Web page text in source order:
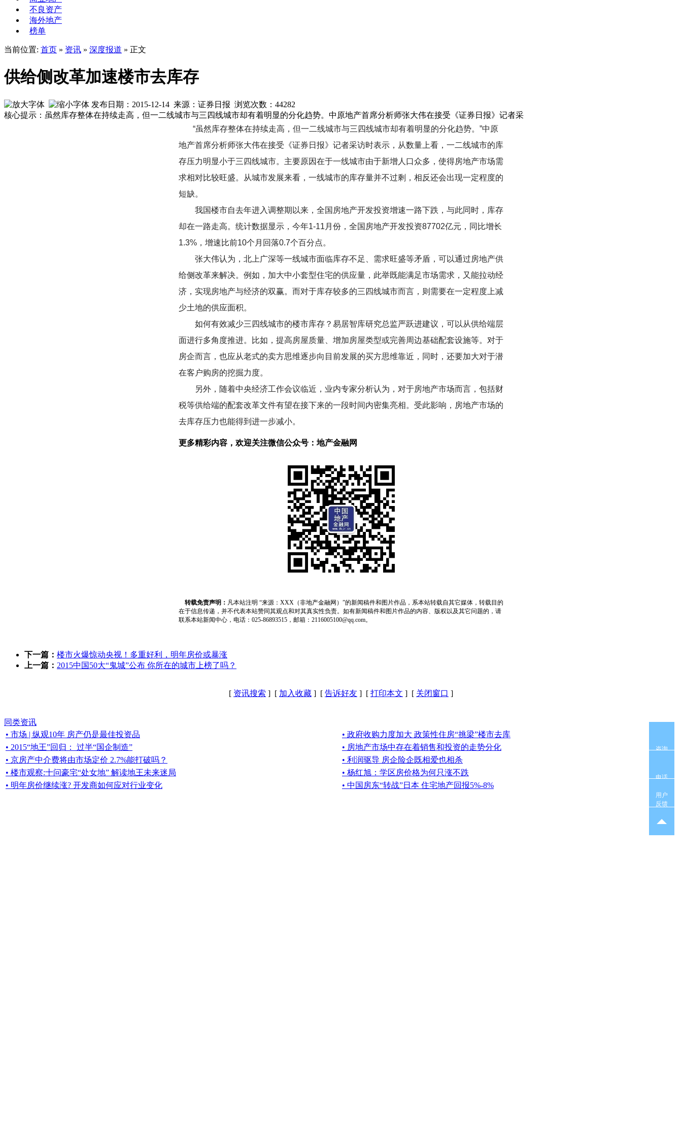
不良资产
海外地产
榜单
当前位置: 首页 » 资讯 » 深度报道 » 正文
供给侧改革加速楼市去库存
发布日期：2015-12-14 来源：证券日报 浏览次数： 44282
核心提示：虽然库存整体在持续走高，但一二线城市与三四线城市却有着明显的分化趋势。中原地产首席分析师张大伟在接受《证券日报》记者采
“虽然库存整体在持续走高，但一二线城市与三四线城市却有着明显的分化趋势。”中原
地产首席分析师张大伟在接受《证券日报》记者采访时表示，从数量上看，一二线城市的库
存压力明显小于三四线城市。主要原因在于一线城市由于新增人口众多，使得房地产市场需
求相对比较旺盛。从城市发展来看，一线城市的库存量并不过剩，相反还会出现一定程度的
短缺。
我国楼市自去年进入调整期以来，全国房地产开发投资增速一路下跌，与此同时，库存
却在一路走高。统计数据显示，今年1-11月份，全国房地产开发投资87702亿元，同比增长
1.3%，增速比前10个月回落0.7个百分点。
张大伟认为，北上广深等一线城市面临库存不足、需求旺盛等矛盾，可以通过房地产供
给侧改革来解决。例如，加大中小套型住宅的供应量，此举既能满足市场需求，又能拉动经
济，实现房地产与经济的双赢。而对于库存较多的三四线城市而言，则需要在一定程度上减
少土地的供应面积。
如何有效减少三四线城市的楼市库存？易居智库研究总监严跃进建议，可以从供给端层
面进行多角度推进。比如，提高房屋质量、增加房屋类型或完善周边基础配套设施等。对于
房企而言，也应从老式的卖方思维逐步向目前发展的买方思维靠近，同时，还要加大对于潜
在客户购房的挖掘力度。
另外，随着中央经济工作会议临近，业内专家分析认为，对于房地产市场而言，包括财
税等供给端的配套改革文件有望在接下来的一段时间内密集亮相。受此影响，房地产市场的
去库存压力也能得到进一步减小。
更多精彩内容，欢迎关注微信公众号：地产金融网
转载免责声明： 凡本站注明 “来源：XXX（非地产金融网）”的新闻稿件和图片作品，系本站转载自其它媒体，转载目的
在于信息传递，并不代表本站赞同其观点和对其真实性负责。如有新闻稿件和图片作品的内容、版权以及其它问题的，请
联系本站新闻中心，电话：025-86893515，邮箱：2116005100@qq.com。
下一篇： 楼市火爆惊动央视！多重好利，明年房价或暴涨
上一篇： 2015中国50大“鬼城”公布 你所在的城市上榜了吗？
[ 资讯搜索 ] [ 加入收藏 ] [ 告诉好友 ] [ 打印本文 ] [ 关闭窗口 ]
同类资讯
• 市场 | 纵观10年 房产仍是最佳投资品
• 政府收购力度加大 政策性住房“挑梁”楼市去库
• 2015“地王”回归： 过半“国企制造”
• 房地产市场中存在着销售和投资的走势分化
• 京房产中介费将由市场定价 2.7%能打破吗？
• 利润驱导 房企险企既相爱也相杀
• 楼市观察:十问豪宅“处女地” 解读地王未来迷局
• 杨红旭：学区房价格为何只涨不跌
• 明年房价继续涨? 开发商如何应对行业变化
• 中国房东“转战”日本 住宅地产回报5%-8%
咨询
电话
用户
反馈